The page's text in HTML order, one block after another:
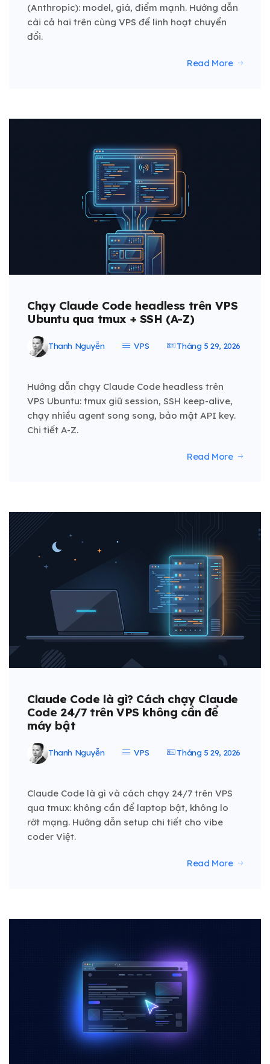
(Anthropic): model, giá, điểm mạnh. Hướng dẫn
cài cả hai trên cùng VPS để linh hoạt chuyển
đổi.
Read More
Chạy Claude Code headless trên VPS
Ubuntu qua tmux + SSH (A-Z)
Thanh Nguyễn VPS Tháng 5 29, 2026
Hướng dẫn chạy Claude Code headless trên
VPS Ubuntu: tmux giữ session, SSH keep-alive,
chạy nhiều agent song song, bảo mật API key.
Chi tiết A-Z.
Read More
Claude Code là gì? Cách chạy Claude
Code 24/7 trên VPS không cần để
máy bật
Thanh Nguyễn VPS Tháng 5 29, 2026
Claude Code là gì và cách chạy 24/7 trên VPS
qua tmux: không cần để laptop bật, không lo
rớt mạng. Hướng dẫn setup chi tiết cho vibe
coder Việt.
Read More